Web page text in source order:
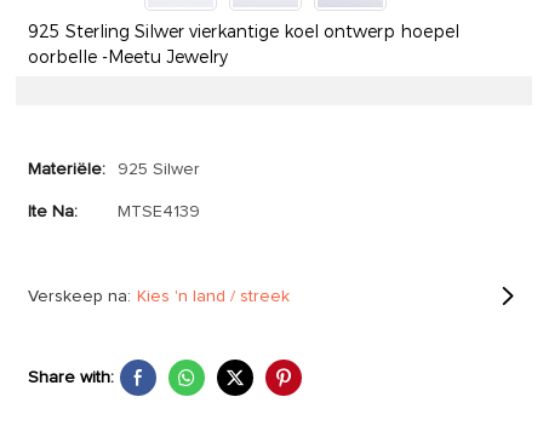
925 Sterling Silwer vierkantige koel ontwerp hoepel
oorbelle -Meetu Jewelry
Materiële: 925 Silwer
Ite Na: MTSE4139
Verskeep na: Kies 'n land / streek
Share with: